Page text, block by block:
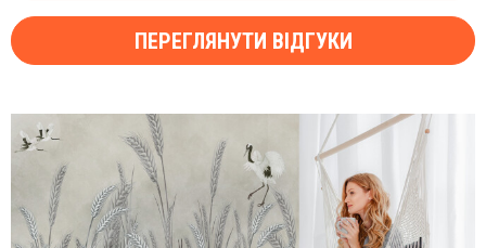
ПЕРЕГЛЯНУТИ ВІДГУКИ